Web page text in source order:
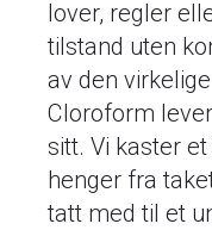
lover, regler
tilstand uten
av den
Cloroform
sitt. Vi kaster
henger fra
tatt med til et